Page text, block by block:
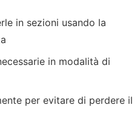
in sezioni usando la
in modalità di
per evitare di perdere il